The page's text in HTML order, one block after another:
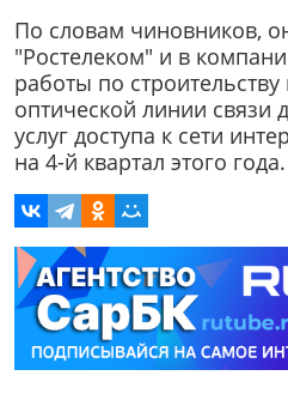
По словам чиновников,
"Ростелеком" и в
работы по
оптической линии связи
услуг доступа к сети
на 4-й квартал этого года.